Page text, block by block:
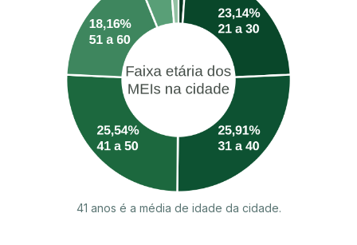
41 anos é a média de idade da cidade.